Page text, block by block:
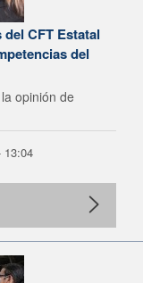
CFT Estatal
del
opinión de
13:04